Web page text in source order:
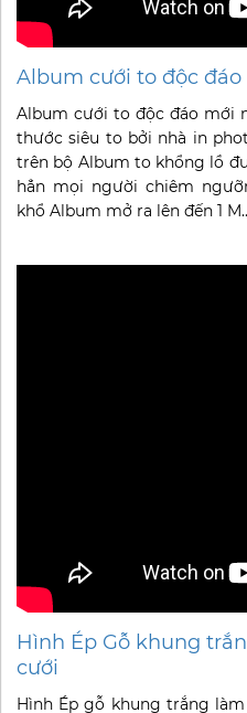
Album cưới to độc đáo
Album cưới to độc đáo mới
thước siêu to bởi nhà in
trên bộ Album to khổng lồ
hẳn mọi người chiêm
khổ Album mở ra lên đến 1 M..
Hình Ép Gỗ khung
cưới
Hình Ép gỗ khung trắng